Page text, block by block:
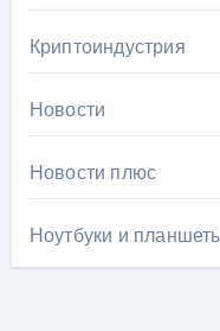
Криптоиндустрия
Новости
Новости плюс
Ноутбуки и